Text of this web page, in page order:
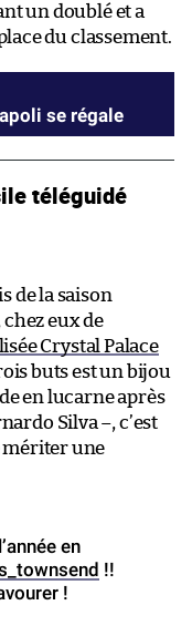
un doublé et a
du classement.
se régale
téléguidé
de la saison
eux de
Crystal Palace
buts est un bijou
en lucarne après
Silva –, c’est
mériter une
en
!!
!